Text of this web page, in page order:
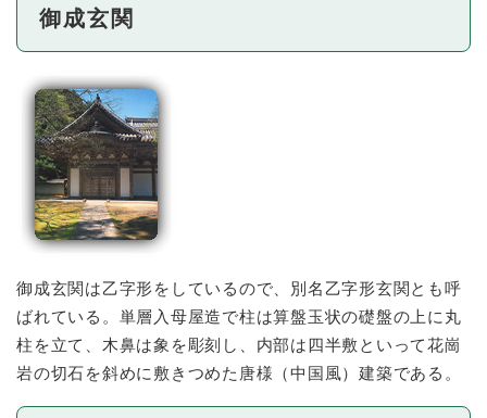
御成玄関
御成玄関は乙字形をしているので、別名乙字形玄関とも呼
ばれている。単層入母屋造で柱は算盤玉状の礎盤の上に丸
柱を立て、木鼻は象を彫刻し、内部は四半敷といって花崗
岩の切石を斜めに敷きつめた唐様（中国風）建築である。